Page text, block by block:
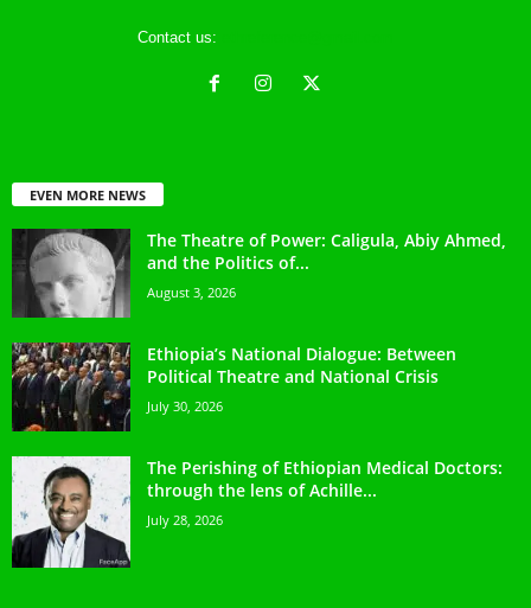
Contact us:
EVEN MORE NEWS
The Theatre of Power: Caligula, Abiy Ahmed,
and the Politics of...
August 3, 2026
Ethiopia’s National Dialogue: Between
Political Theatre and National Crisis
July 30, 2026
The Perishing of Ethiopian Medical Doctors:
through the lens of Achille...
July 28, 2026